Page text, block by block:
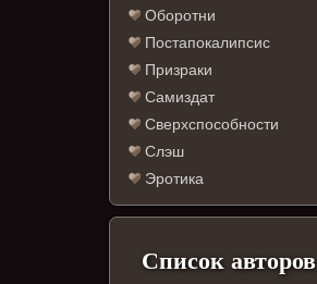
Оборотни
Постапокалипсис
Призраки
Самиздат
Сверхспособности
Слэш
Эротика
Список авторов